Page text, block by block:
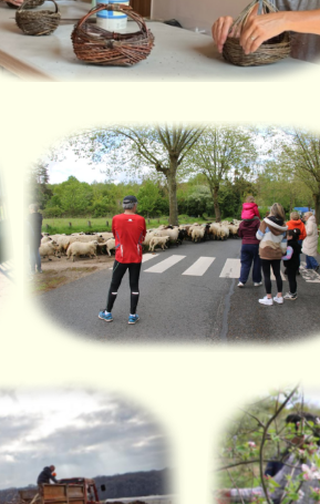
Transhumance
28 avril 2024